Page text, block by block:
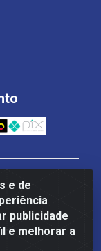
e de
publicidade
e melhorar a
0001-93 -
14 Ao 32,
DF - CEP